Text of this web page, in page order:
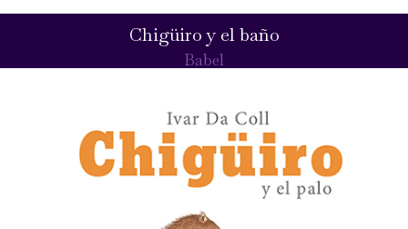
Chigüiro y el baño
Babel